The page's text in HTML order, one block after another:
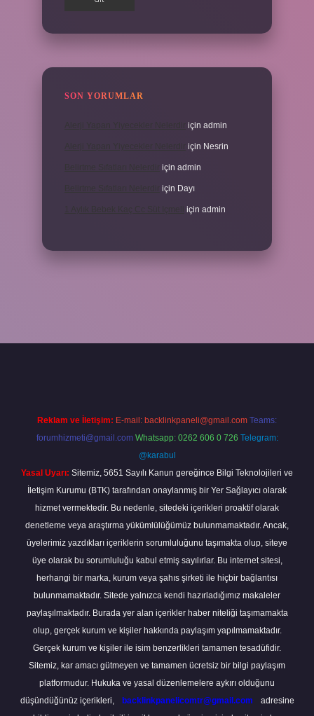
SON YORUMLAR
için admin
için Nesrin
için admin
için Dayı
için admin
Reklam ve İletişim: E-mail: backlinkpaneli@gmail.com Teams:
forumhizmeti@gmail.com Whatsapp: 0262 606 0 726 Telegram:
@karabul
Yasal Uyarı: Sitemiz, 5651 Sayılı Kanun gereğince Bilgi Teknolojileri ve
İletişim Kurumu (BTK) tarafından onaylanmış bir Yer Sağlayıcı olarak
hizmet vermektedir. Bu nedenle, sitedeki içerikleri proaktif olarak
denetleme veya araştırma yükümlülüğümüz bulunmamaktadır. Ancak,
üyelerimiz yazdıkları içeriklerin sorumluluğunu taşımakta olup, siteye
üye olarak bu sorumluluğu kabul etmiş sayılırlar. Bu internet sitesi,
herhangi bir marka, kurum veya şahıs şirketi ile hiçbir bağlantısı
bulunmamaktadır. Sitede yalnızca kendi hazırladığımız makaleler
paylaşılmaktadır. Burada yer alan içerikler haber niteliği taşımamakta
olup, gerçek kurum ve kişiler hakkında paylaşım yapılmamaktadır.
Gerçek kurum ve kişiler ile isim benzerlikleri tamamen tesadüfidir.
Sitemiz, kar amacı gütmeyen ve tamamen ücretsiz bir bilgi paylaşım
platformudur. Hukuka ve yasal düzenlemelere aykırı olduğunu
düşündüğünüz içerikleri,
backlinkpanelicomtr@gmail.com
adresine